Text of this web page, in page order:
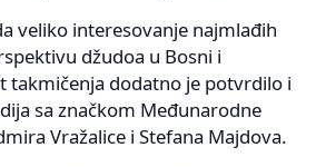
veliko interesovanje najmlađih
džudoa u Bosni i
takmičenja dodatno je potvrdilo i
sa značkom Međunarodne
Vražalice i Stefana Majdova.